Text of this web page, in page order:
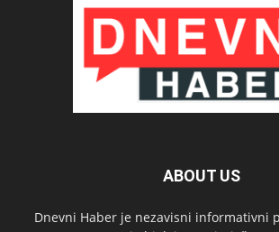
ABOUT US
Dnevni Haber je nezavisni informativni